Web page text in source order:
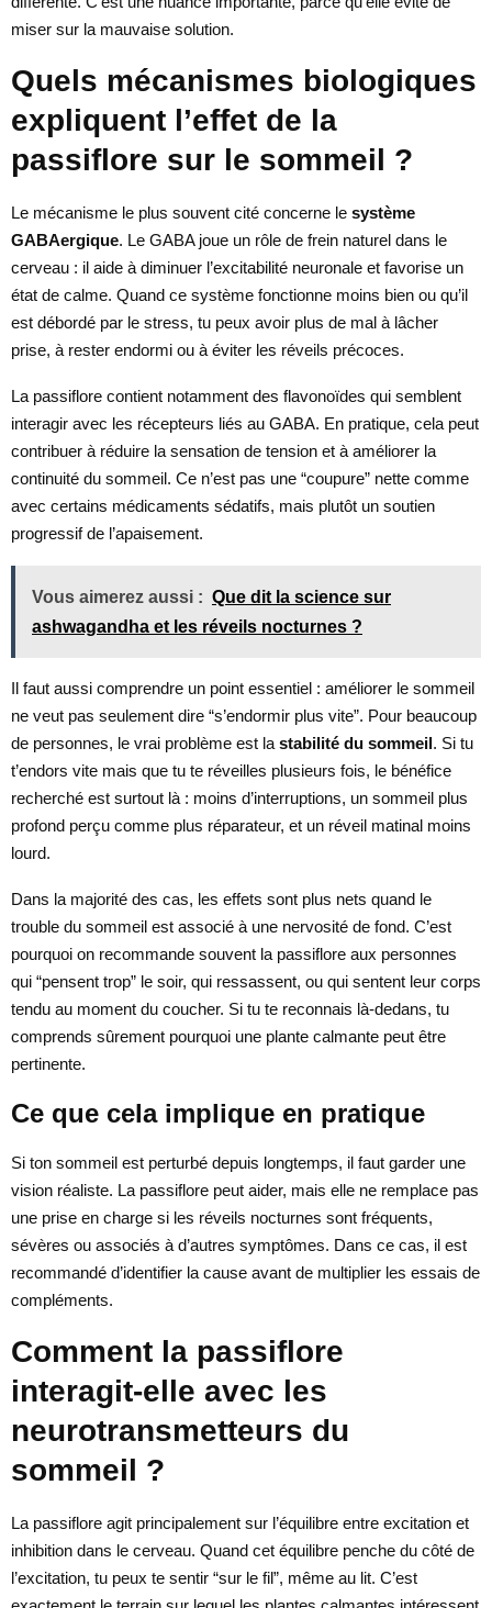
miser sur la mauvaise solution.
Quels mécanismes biologiques
expliquent l’effet de la
passiflore sur le sommeil ?
Le mécanisme le plus souvent cité concerne le système
GABAergique. Le GABA joue un rôle de frein naturel dans le
cerveau : il aide à diminuer l’excitabilité neuronale et favorise un
état de calme. Quand ce système fonctionne moins bien ou qu’il
est débordé par le stress, tu peux avoir plus de mal à lâcher
prise, à rester endormi ou à éviter les réveils précoces.
La passiflore contient notamment des flavonoïdes qui semblent
interagir avec les récepteurs liés au GABA. En pratique, cela peut
contribuer à réduire la sensation de tension et à améliorer la
continuité du sommeil. Ce n’est pas une “coupure” nette comme
avec certains médicaments sédatifs, mais plutôt un soutien
progressif de l’apaisement.
Vous aimerez aussi : Que dit la science sur
ashwagandha et les réveils nocturnes ?
Il faut aussi comprendre un point essentiel : améliorer le sommeil
ne veut pas seulement dire “s’endormir plus vite”. Pour beaucoup
de personnes, le vrai problème est la stabilité du sommeil. Si tu
t’endors vite mais que tu te réveilles plusieurs fois, le bénéfice
recherché est surtout là : moins d’interruptions, un sommeil plus
profond perçu comme plus réparateur, et un réveil matinal moins
lourd.
Dans la majorité des cas, les effets sont plus nets quand le
trouble du sommeil est associé à une nervosité de fond. C’est
pourquoi on recommande souvent la passiflore aux personnes
qui “pensent trop” le soir, qui ressassent, ou qui sentent leur corps
tendu au moment du coucher. Si tu te reconnais là-dedans, tu
comprends sûrement pourquoi une plante calmante peut être
pertinente.
Ce que cela implique en pratique
Si ton sommeil est perturbé depuis longtemps, il faut garder une
vision réaliste. La passiflore peut aider, mais elle ne remplace pas
une prise en charge si les réveils nocturnes sont fréquents,
sévères ou associés à d’autres symptômes. Dans ce cas, il est
recommandé d’identifier la cause avant de multiplier les essais de
compléments.
Comment la passiflore
interagit-elle avec les
neurotransmetteurs du
sommeil ?
La passiflore agit principalement sur l’équilibre entre excitation et
inhibition dans le cerveau. Quand cet équilibre penche du côté de
l’excitation, tu peux te sentir “sur le fil”, même au lit. C’est